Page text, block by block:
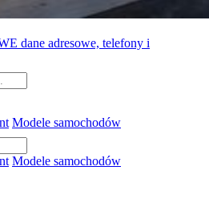
dane adresowe, telefony i
Modele samochodów
Modele samochodów